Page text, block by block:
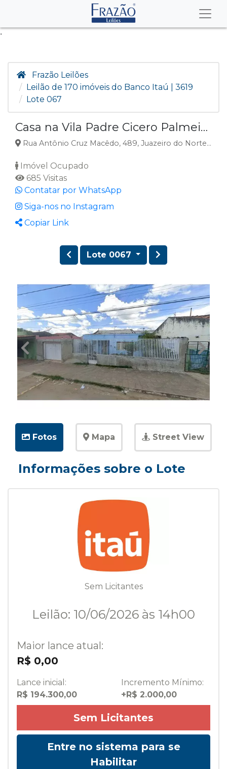
.
Frazão Leilões
Leilão de 170 imóveis do Banco Itaú | 3619
Lote 067
Casa na Vila Padre Cicero Palmeirinha, Juazeiro do Norte CE
Rua Antônio Cruz Macêdo, 489, Juazeiro do Norte, CE
Imóvel Ocupado
685 Visitas
Contatar por WhatsApp
Siga-nos no Instagram
Copiar Link
Lote 0067
Fotos Mapa Street View
Informações sobre o Lote
Sem Licitantes
Leilão: 10/06/2026 às 14h00
Maior lance atual:
R$ 0,00
Lance inicial:
R$ 194.300,00
Incremento Mínimo:
+R$ 2.000,00
Sem Licitantes
Entre no sistema para se
Habilitar